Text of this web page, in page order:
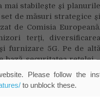
mai stabilește și planurile
de măsuri strategice și
de Comisia Europeană.
terți, diversificarea
furnizare 5G. Pe de altă
securitatea rețelei –
precum și reziliența și
raportul UE de evaluare
Please follow the
to unblock these.